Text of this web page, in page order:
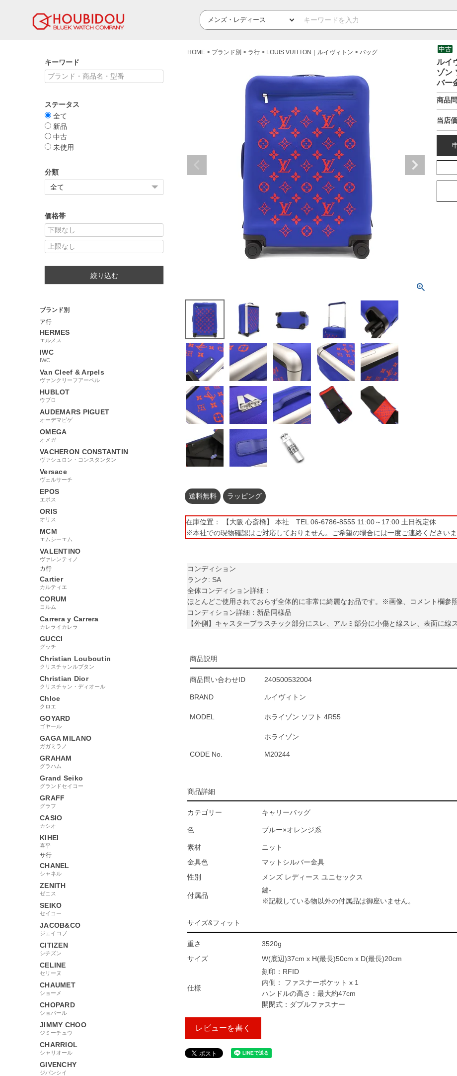
キーワード
ステータス
全て
新品
中古
未使用
分類
価格帯
絞り込む
ブランド別
ア行
HERMES
エルメス
IWC
IWC
Van Cleef & Arpels
ヴァンクリーフアーペル
HUBLOT
ウブロ
AUDEMARS PIGUET
オーデマピゲ
OMEGA
オメガ
VACHERON CONSTANTIN
ヴァシュロン・コンスタンタン
Versace
ヴェルサーチ
EPOS
エポス
ORIS
オリス
MCM
エムシーエム
VALENTINO
ヴァレンティノ
カ行
Cartier
カルティエ
CORUM
コルム
Carrera y Carrera
カレライカレラ
GUCCI
グッチ
Christian Louboutin
クリスチャンルブタン
Christian Dior
クリスチャン・ディオール
Chloe
クロエ
GOYARD
ゴヤール
GAGA MILANO
ガガミラノ
GRAHAM
グラハム
Grand Seiko
グランドセイコー
GRAFF
グラフ
CASIO
カシオ
KIHEI
喜平
サ行
CHANEL
シャネル
ZENITH
ゼニス
SEIKO
セイコー
JACOB&CO
ジェイコブ
CITIZEN
シチズン
CELINE
セリーヌ
CHAUMET
ショーメ
CHOPARD
ショパール
JIMMY CHOO
ジミーチュウ
CHARRIOL
シャリオール
GIVENCHY
ジバンシイ
HOME ブランド別 ラ行 LOUIS VUITTON｜ルイヴィトン バッグ 中古
ルイ
ゾン
バー
商品
当店
送料無料 ラッピング
在庫位置： 【大阪 心斎橋】 本社 TEL 06-6786-8555 11:00～17:00 土日祝定休
※本社での現物確認はご対応しておりません。ご希望の場合には一度ご連絡くださいま
コンディション
ランク: SA
全体コンディション詳細：
ほとんどご使用されておらず全体的に非常に綺麗なお品です。※画像、コメント欄参
コンディション詳細：新品同様品
【外側】キャスタープラスチック部分にスレ、アルミ部分に小傷と線スレ、表面に
商品説明
商品問い合わせID 240500532004
BRAND ルイヴィトン
MODEL ホライゾン ソフト 4R55
ホライゾン
CODE No. M20244
商品詳細
カテゴリー キャリーバッグ
色 ブルー×オレンジ系
素材
ニット
金具色
マットシルバー金具
性別
メンズ レディース ユニセックス
付属品
鍵-
※記載している物以外の付属品は御座いません。
サイズ&フィット
重さ
3520g
サイズ
W(底辺)37cm x H(最長)50cm x D(最長)20cm
仕様
刻印：RFID
内側： ファスナーポケット x 1
ハンドルの高さ：最大約47cm
開閉式：ダブルファスナー
レビューを書く